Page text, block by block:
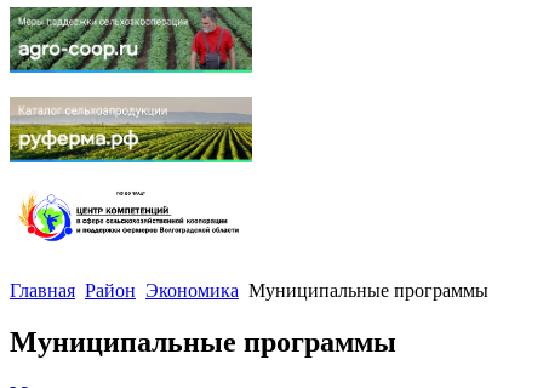
Главная Район Экономика Муниципальные программы
Муниципальные программы